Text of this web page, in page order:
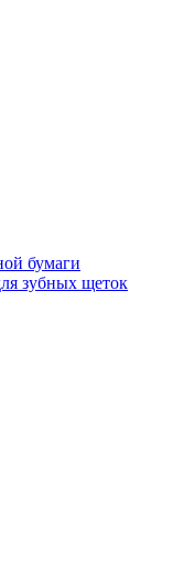
бумаги
зубных щеток